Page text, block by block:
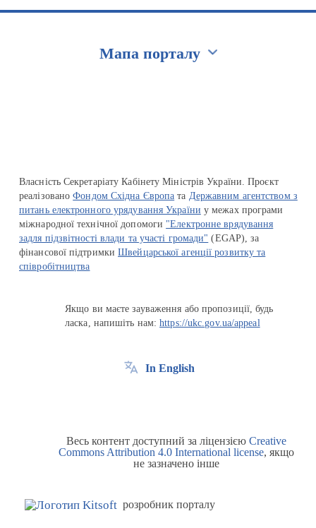
Мапа порталу
Власність Секретаріату Кабінету Міністрів України. Проєкт
реалізованоФондом Східна Європа та Державним агентством з
питань електронного урядування України у межах програми
міжнародної технічної допомоги "Електронне врядування
задля підзвітності влади та участі громади" (EGAP), за
фінансової підтримкиШвейцарської агенції розвитку та
співробітництва
Якщо ви маєте зауваження або пропозиції, будь
ласка, напишіть нам:https://ukc.gov.ua/appeal
In English
Весь контент доступний за ліцензією Creative
Commons Attribution 4.0 International license, якщо
не зазначено інше
розробник порталу